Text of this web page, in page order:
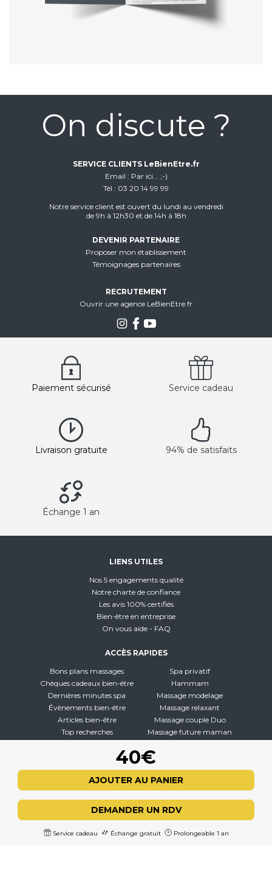
40€
AJOUTER AU PANIER
DEMANDER UN RDV
Service cadeau Échange gratuit Prolongeable 1 an
On discute ?
SERVICE CLIENTS LeBienEtre.fr
Email
Par ici... ;-)
Tél
03 20 14 99 99
Notre service client est ouvert du lundi au vendredi
de 9h à 12h30 et de 14h à 18h
DEVENIR PARTENAIRE
Proposer mon établissement
Témoignages partenaires
RECRUTEMENT
Ouvrir une agence LeBienEtre.fr
Paiement sécurisé Service cadeau
Livraison gratuite 94% de satisfaits
Échange 1 an
LIENS UTILES
Nos 5 engagements qualité
Notre charte de confiance
Les avis 100% certifiés
Bien-être en entreprise
On vous aide - FAQ
ACCÈS RAPIDES
Bons plans massages
Chèques cadeaux bien-être
Dernières minutes spa
Évènements bien-être
Articles bien-être
Top recherches
Spa privatif
Hammam
Massage modelage
Massage relaxant
Massage couple Duo
Massage future maman
À PROPOS
CGV - CGU
Mentions légales
Politique de confidentialité